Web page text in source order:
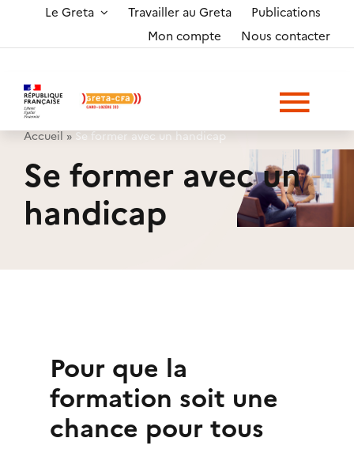
Le Greta Travailler au Greta
Publications
Mon compte
Nous contacter
Formations
Autres prestations
Nos engagements
Centre d’examen
Accueil»Se former avec un handicap
Se former avec un
handicap
Pour que la
formation soit une
chance pour tous